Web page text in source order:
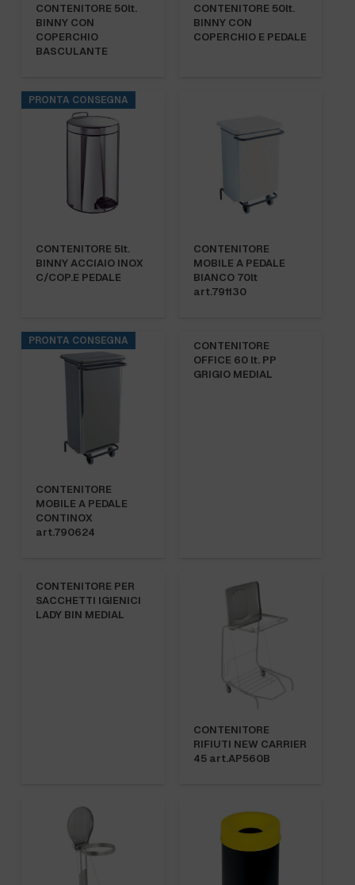
CONTENITORE 50lt.
BINNY CON
COPERCHIO
BASCULANTE
CONTENITORE 50lt.
BINNY CON
COPERCHIO E PEDALE
PRONTA CONSEGNA
CONTENITORE 5lt.
BINNY ACCIAIO INOX
C/COP.E PEDALE
CONTENITORE
MOBILE A PEDALE
BIANCO 70lt
art.791130
PRONTA CONSEGNA
CONTENITORE
MOBILE A PEDALE
CONTINOX
art.790624
CONTENITORE
OFFICE 60 lt. PP
GRIGIO MEDIAL
CONTENITORE PER
SACCHETTI IGIENICI
LADY BIN MEDIAL
CONTENITORE
RIFIUTI NEW CARRIER
45 art.AP560B